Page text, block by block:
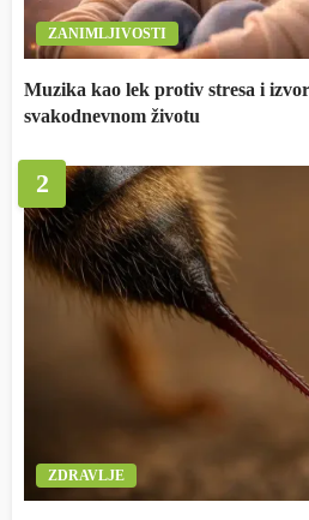
ZANIMLJIVOSTI
Muzika kao lek protiv stresa i
svakodnevnom životu
2
ZDRAVLJE